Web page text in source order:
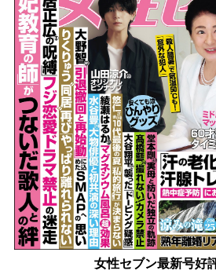
女性セブン最新号好